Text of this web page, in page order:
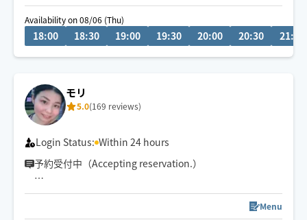
※120分以上のコースは割引クーポンを提示してます。
🧑‍🎓鍼灸指圧系専門学生です
◉金土は19時〜深夜まで
Availability on 08/06 (Thu)
18:00 18:30 19:00 19:30 20:00 20:30 21:00
モリ
5.0(169 reviews)
Login Status: Within 24 hours
予約受付中（Accepting reservation.）
Menu